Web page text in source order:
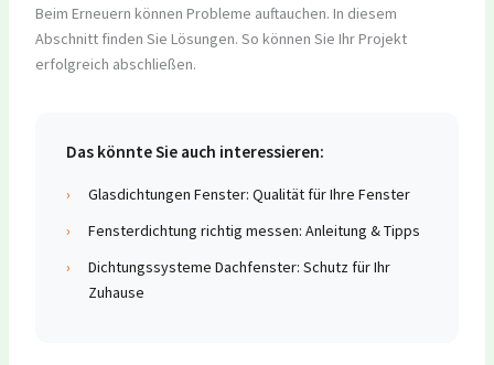
Beim Erneuern können Probleme auftauchen. In diesem
Abschnitt finden Sie Lösungen. So können Sie Ihr Projekt
erfolgreich abschließen.
Das könnte Sie auch interessieren:
›
Glasdichtungen Fenster: Qualität für Ihre Fenster
›
Fensterdichtung richtig messen: Anleitung & Tipps
›
Dichtungssysteme Dachfenster: Schutz für Ihr
Zuhause